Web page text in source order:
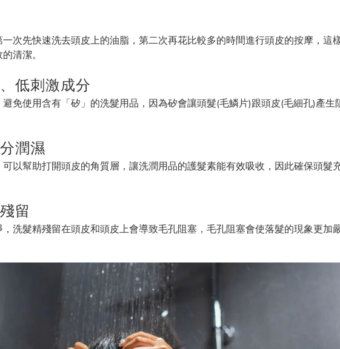
次先快速洗去頭皮上的油脂，第二次再花比較多的時間進行頭皮的按摩，這
清潔。
低刺激成分
免使用含有「矽」的洗髮用品，因為矽會讓頭髮(毛鱗片)跟頭皮(毛細孔)產生
潤濕
以幫助打開頭皮的角質層，讓洗潤用品的護髮素能有效吸收，因此確保頭髮
留
洗髮精殘留在頭皮和頭皮上會導致毛孔阻塞，毛孔阻塞會使落髮的現象更加